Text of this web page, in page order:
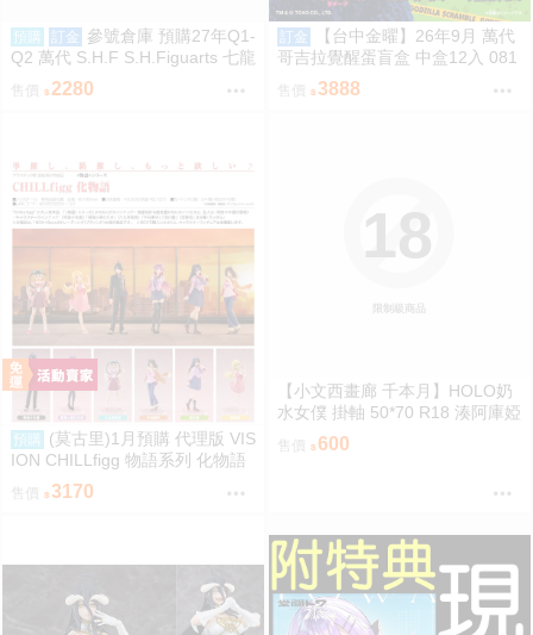
預購 訂金 參號倉庫 預購27年Q1-
Q2 萬代 S.H.F S.H.Figuarts 七龍
珠 FULL POWER 弗力札 戰損版
2280
訂金
【台中金曜】26年9月 萬代
哥吉拉覺醒蛋盲盒 中盒12入 081
3888
預購
(莫古里)1月預購 代理版 VIS
ION CHILLfigg 物語系列 化物語
中盒 BOX6入 免訂金
售價 3170
限制級商品
18
【小文西畫廊 千本月】HOLO奶
水女僕 掛軸 50*70 R18 湊阿庫婭
阿夸 沙花叉 虎鯨 雪花菈米 塞萊
希·法娜 Fauna 白銀諾艾爾 團長
娜·惑星諾瓦 Moona【FF47場前
售價 600